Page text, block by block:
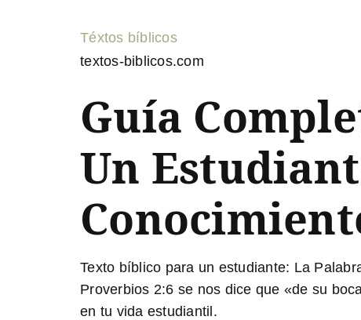
Téxtos bíblicos
textos-biblicos.com
Guía
Un
Texto bíblico para un estudiante: La
Proverbios 2:6 se nos dice que «de su
en tu vida estudiantil.